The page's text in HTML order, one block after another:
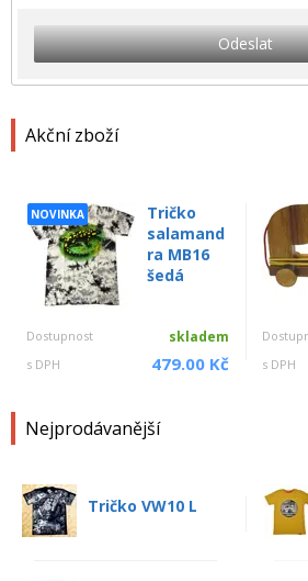
Akční zboží
NOVINKA
Tričko
salamand
ra MB16
šedá
Dostupnost skladem
s DPH 479.00 Kč s DPH
Nejprodávanější
Tričko VW10 L
Odeslat